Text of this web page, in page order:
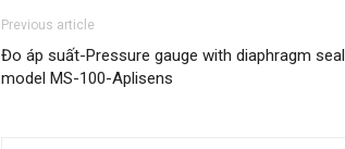
Previous article
Đo áp suất-Pressure gauge with diaphragm seal
model MS-100-Aplisens